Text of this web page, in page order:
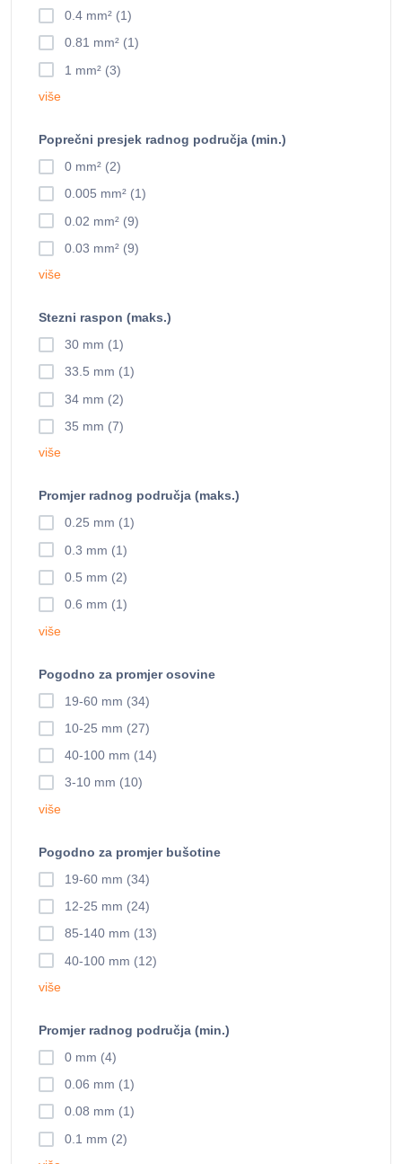
0.4 mm² (1)
0.81 mm² (1)
1 mm² (3)
više
Poprečni presjek radnog područja (min.)
0 mm² (2)
0.005 mm² (1)
0.02 mm² (9)
0.03 mm² (9)
više
Stezni raspon (maks.)
30 mm (1)
33.5 mm (1)
34 mm (2)
35 mm (7)
više
Promjer radnog područja (maks.)
0.25 mm (1)
0.3 mm (1)
0.5 mm (2)
0.6 mm (1)
više
Pogodno za promjer osovine
19-60 mm (34)
10-25 mm (27)
40-100 mm (14)
3-10 mm (10)
više
Pogodno za promjer bušotine
19-60 mm (34)
12-25 mm (24)
85-140 mm (13)
40-100 mm (12)
više
Promjer radnog područja (min.)
0 mm (4)
0.06 mm (1)
0.08 mm (1)
0.1 mm (2)